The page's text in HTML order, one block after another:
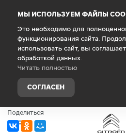
МЫ ИСПОЛЬЗУЕМ ФАЙЛЫ
Это необходимо для
функционирования сайта.
использовать сайт, вы
обработкой данных.
Читать полностью
СОГЛАСЕН
Главная О компании
ФУРГОНЫ CITROËN
ТЕПЕРЬ С
10 марта 2021 г.
Поделиться